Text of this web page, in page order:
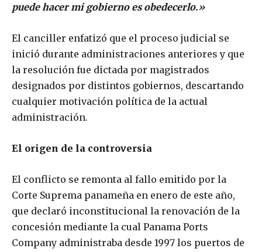
puede hacer mi gobierno es obedecerlo.»
El canciller enfatizó que el proceso judicial se
inició durante administraciones anteriores y que
la resolución fue dictada por magistrados
designados por distintos gobiernos, descartando
cualquier motivación política de la actual
administración.
El origen de la controversia
El conflicto se remonta al fallo emitido por la
Corte Suprema panameña en enero de este año,
que declaró inconstitucional la renovación de la
concesión mediante la cual Panama Ports
Company administraba desde 1997 los puertos de